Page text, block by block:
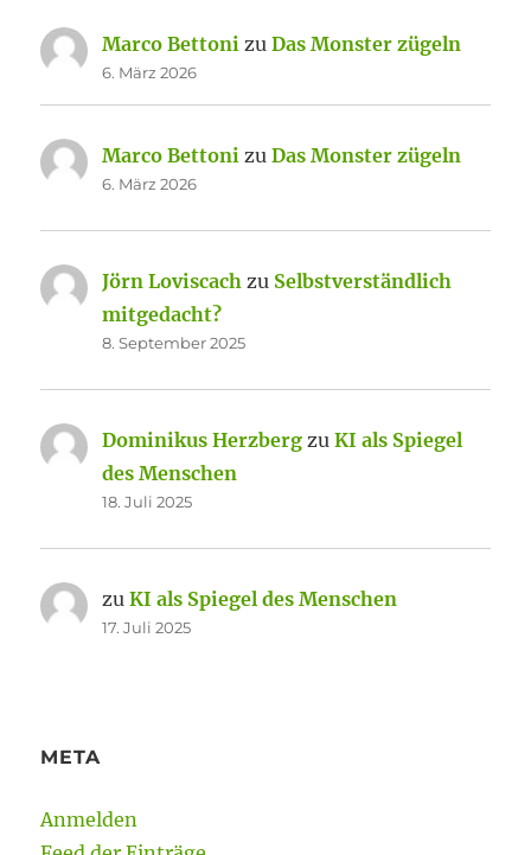
Marco Bettoni zuDas Monster zügeln
6. März 2026
Marco Bettoni zuDas Monster zügeln
6. März 2026
Jörn Loviscach zu Selbstverständlich
mitgedacht?
8. September 2025
Dominikus Herzberg zuKI als Spiegel
des Menschen
18. Juli 2025
zuKI als Spiegel des Menschen
17. Juli 2025
META
Anmelden